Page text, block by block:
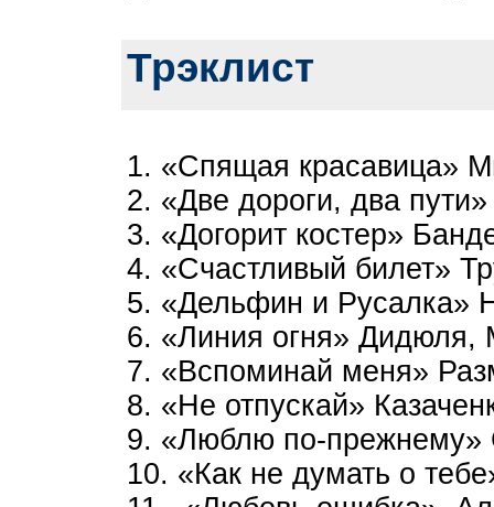
Трэклист
1. «Спящая красавица»
2. «Две дороги, два
3. «Догорит костер»
4. «Счастливый билет»
5. «Дельфин и Русалка»
6. «Линия огня» Дидюля,
7. «Вспоминай меня»
8. «Не отпускай»
9. «Люблю по-прежнему»
10. «Как не думать о